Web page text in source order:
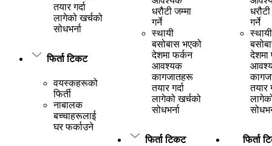
तयार गर्दा
लागेको खर्चको
सोधभर्ना
फिर्ता टिकट
वयस्कहरूको
फिर्ती
नाबालक
बच्चाहरूलाई
घर फर्काउने
धरौटी जम्मा
गर्ने
स्थायी
बसोबास भएको
देशमा फर्कन
आवश्यक
कागजातहरू
तयार गर्दा
लागेको खर्चको
सोधभर्ना
फिर्ता टिकट
गर्ने
स्थायी
देशमा
तयार
फिर्ता